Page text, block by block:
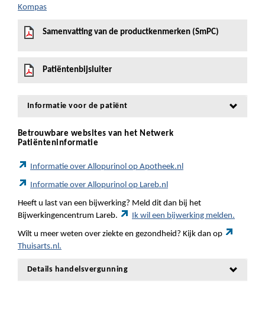
Kompas
Samenvatting van de productkenmerken (SmPC)
Patiëntenbijsluiter
Informatie voor de patiënt
Betrouwbare websites van het Netwerk
Patiënteninformatie
Informatie over Allopurinol op Apotheek.nl
Informatie over Allopurinol op Lareb.nl
Heeft u last van een bijwerking? Meld dit dan bij het
Bijwerkingencentrum Lareb.
Ik wil een bijwerking melden.
Wilt u meer weten over ziekte en gezondheid? Kijk dan op
Thuisarts.nl.
Details handelsvergunning